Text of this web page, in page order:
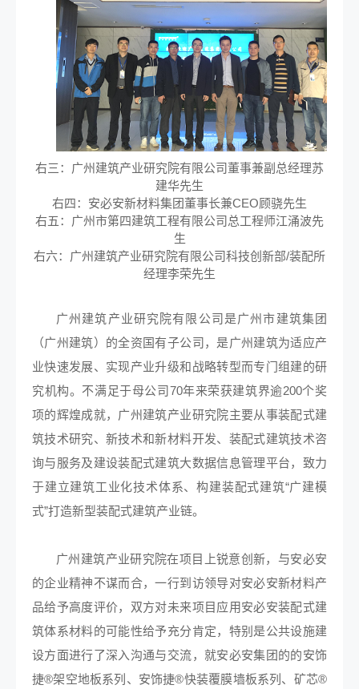
右三：广州建筑产业研究院有限公司董事兼副总经理苏
建华先生
右四：安必安新材料集团董事长兼CEO顾骁先生
右五：广州市第四建筑工程有限公司总工程师江涌波先
生
右六：广州建筑产业研究院有限公司科技创新部/装配所
经理李荣先生
广州建筑产业研究院有限公司是广州市建筑集团
（广州建筑）的全资国有子公司，是广州建筑为适应产
业快速发展、实现产业升级和战略转型而专门组建的研
究机构。不满足于母公司70年来荣获建筑界逾200个奖
项的辉煌成就，广州建筑产业研究院主要从事装配式建
筑技术研究、新技术和新材料开发、装配式建筑技术咨
询与服务及建设装配式建筑大数据信息管理平台，致力
于建立建筑工业化技术体系、构建装配式建筑“广建模
式”打造新型装配式建筑产业链。
广州建筑产业研究院在项目上锐意创新，与安必安
的企业精神不谋而合，一行到访领导对安必安新材料产
品给予高度评价，双方对未来项目应用安必安装配式建
筑体系材料的可能性给予充分肯定，特别是公共设施建
设方面进行了深入沟通与交流，就安必安集团的的安饰
捷®架空地板系列、安饰捷®快装覆膜墙板系列、矿芯®